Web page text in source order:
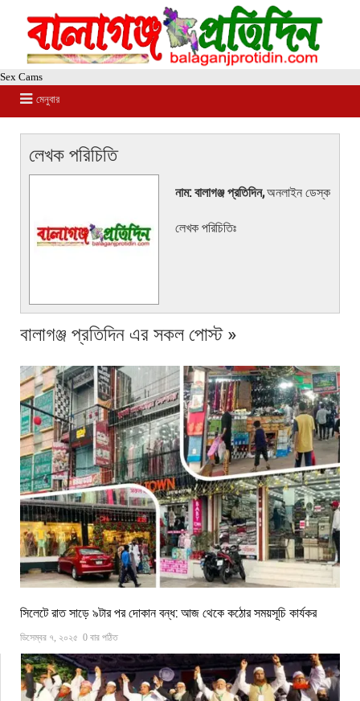
Sex Cams
মেনুবার
লেখক পরিচিতি
নাম: বালাগঞ্জ প্রতিদিন,অনলাইন ডেস্ক
লেখক পরিচিতিঃ
বালাগঞ্জ প্রতিদিন এর সকল পোস্ট »
সিলেটে রাত সাড়ে ৯টার পর দোকান বন্ধ: আজ থেকে কঠোর সময়সূচি কার্যকর
ডিসেম্বর ৭, ২০২৫ 0 বার পঠিত